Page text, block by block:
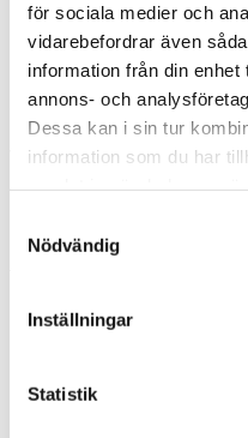
för sociala medier och
vidarebefordrar även
information från din
annons- och
Dessa kan i sin tur
information som du har
Nödvändig
Inställningar
Statistik
E-post:
Om Werksta
Werksta är Nordens
över 100 verkstäder i
omsatte cirka tre miljarder
skada på bilen och
kundnöjdheten i branschen.